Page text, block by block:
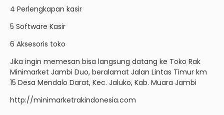
4 Perlengkapan kasir
5 Software Kasir
6 Aksesoris toko
Jika ingin memesan bisa langsung datang ke Toko Rak
Minimarket Jambi Duo, beralamat Jalan Lintas Timur km
15 Desa Mendalo Darat, Kec. Jaluko, Kab. Muara Jambi
http://minimarketrakindonesia.com